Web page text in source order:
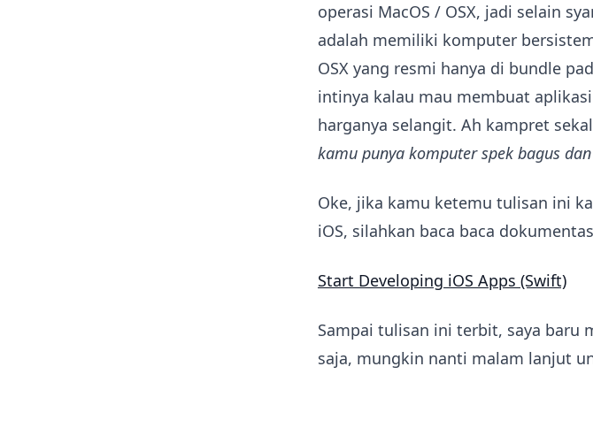
operasi MacOS / OSX, jadi selain
adalah memiliki komputer
OSX yang resmi hanya di bundle
intinya kalau mau membuat
harganya selangit. Ah kampret
kamu punya komputer spek bagus
Oke, jika kamu ketemu tulisan ini
iOS, silahkan baca baca
Start Developing iOS Apps (Swift)
Sampai tulisan ini terbit, saya baru
saja, mungkin nanti malam lanjut